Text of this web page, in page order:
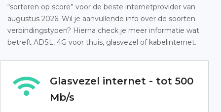
“sorteren op score” voor de beste internetprovider van
augustus 2026. Wil je aanvullende info over de soorten
verbindingstypen? Hierna check je meer informatie wat
betreft ADSL, 4G voor thuis, glasvezel of kabelinternet.
Glasvezel internet - tot 500
Mb/s